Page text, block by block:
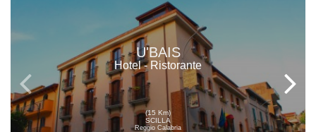
U'BAIS
Hotel - Ristorante
(15 Km)
SCILLA
Reggio Calabria